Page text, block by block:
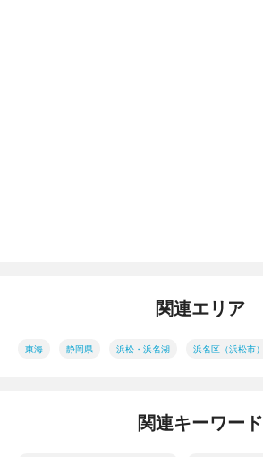
関連エリア
東海 静岡県 浜松・浜名湖 浜名区（浜松市）
関連キーワード